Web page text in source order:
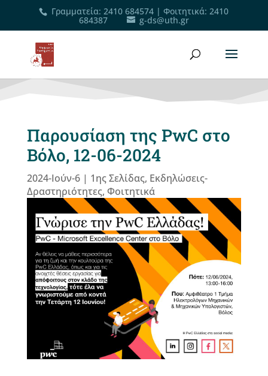
Γραμματεία: 2410 684574 |Φοιτητικά: 2410
684387 g-ds@uth.gr
Παρουσίαση της PwC στο
Βόλο, 12-06-2024
2024-Ιούν-6| 1ης Σελίδας, Εκδηλώσεις-
Δραστηριότητες, Φοιτητικά